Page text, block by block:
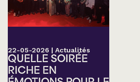
22-05-2026 | Actualités
QUELLE SOIRÉE
RICHE EN